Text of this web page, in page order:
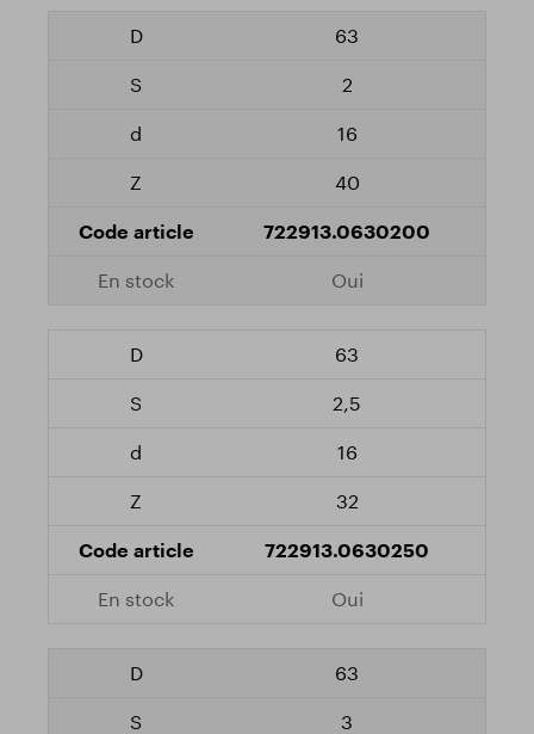
63
2
16
40
722913.0630200
Oui
63
2,5
16
32
722913.0630250
Oui
63
3